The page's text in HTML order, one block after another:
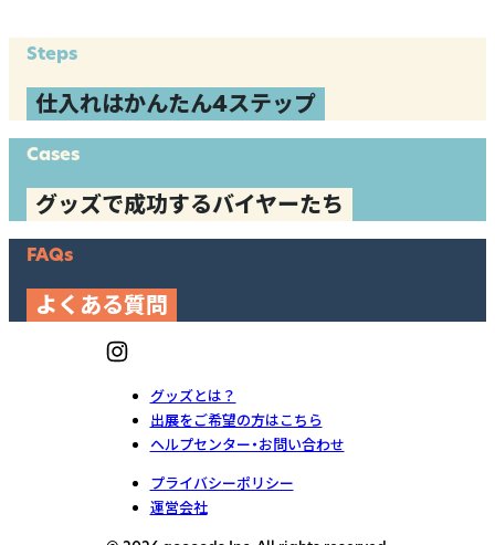
Steps
仕入れはかんたん4ステップ
Cases
グッズで成功するバイヤーたち
FAQs
よくある質問
グッズとは？
出展をご希望の方はこちら
ヘルプセンター・お問い合わせ
プライバシーポリシー
運営会社